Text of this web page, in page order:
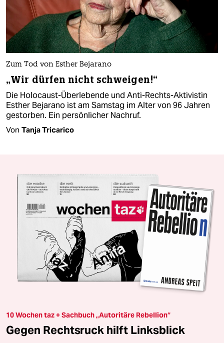
Zum Tod von Esther Bejarano
„Wir dürfen nicht schweigen!“
Die Holocaust-Überlebende und Anti-Rechts-Aktivistin
Esther Bejarano ist am Samstag im Alter von 96 Jahren
gestorben. Ein persönlicher Nachruf.
Von Tanja Tricarico
10 Wochen taz + Sachbuch „Autoritäre Rebellion“
Gegen Rechtsruck hilft Linksblick